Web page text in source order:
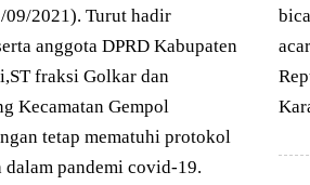
09/2021). Turut hadir
anggota DPRD Kabupaten
fraksi Golkar dan
Kecamatan Gempol
tetap mematuhi protokol
dalam pandemi covid-19.